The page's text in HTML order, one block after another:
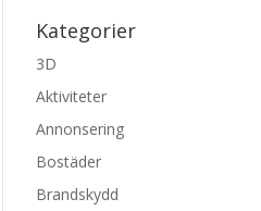
Kategorier
3D
Aktiviteter
Annonsering
Bostäder
Brandskydd